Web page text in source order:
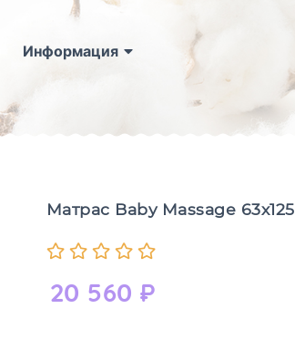
Информация
Матрас Baby Massage 63х125
20 560 ₽